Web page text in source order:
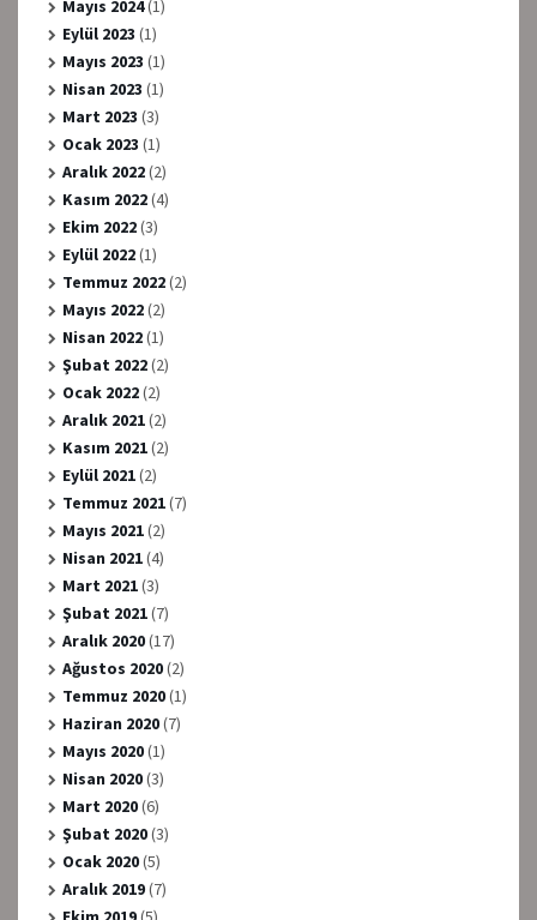
Mayıs 2024(1)
Eylül 2023 (1)
Mayıs 2023 (1)
Nisan 2023 (1)
Mart 2023 (3)
Ocak 2023 (1)
Aralık 2022(2)
Kasım 2022(4)
Ekim 2022(3)
Eylül 2022(1)
Temmuz 2022(2)
Mayıs 2022(2)
Nisan 2022(1)
Şubat 2022(2)
Ocak 2022(2)
Aralık 2021(2)
Kasım 2021(2)
Eylül 2021(2)
Temmuz 2021(7)
Mayıs 2021(2)
Nisan 2021(4)
Mart 2021(3)
Şubat 2021(7)
Aralık 2020(17)
Ağustos 2020(2)
Temmuz 2020(1)
Haziran 2020(7)
Mayıs 2020(1)
Nisan 2020(3)
Mart 2020(6)
Şubat 2020(3)
Ocak 2020(5)
Aralık 2019(7)